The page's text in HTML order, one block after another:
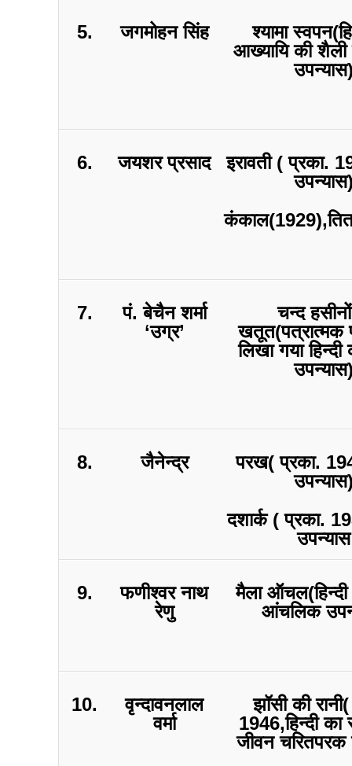
5. जगमोहन सिंह
श्यामा
आख्यायि की
6. जयशर प्रसाद
इरावती ( प्रका.
7.
पं. बेचैन शर्मा
‘उग्र’
चन्द
खतूत(पत्रात्मक
लिखा गया
8. जैनेन्द्र
परख( प्रका.
दशार्क ( प्रका.
उपन्यास
9.
फणीश्वर नाथ
रेणु
मैला
आंचलिक
10.
वृन्दावनलाल
वर्मा
झॉसी की
1946,हिन्दी का
जीवन चरितपरक